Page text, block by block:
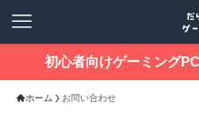
初心者向けゲーミング
ホーム お問い合わせ